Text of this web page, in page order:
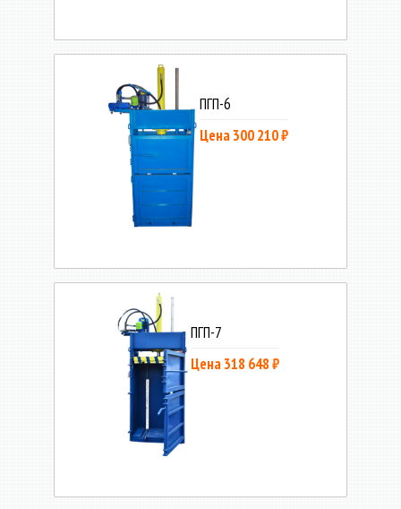
ПГП-6
Цена 300 210 ₽
ПГП-7
Цена 318 648 ₽